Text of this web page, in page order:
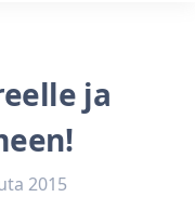
ja
2015